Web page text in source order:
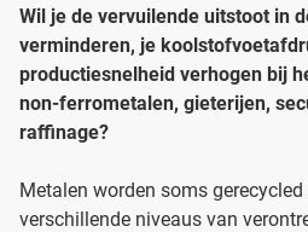
Wil je de vervuilende uitstoot in
verminderen, je
productiesnelheid verhogen bij
non-ferrometalen, gieterijen,
raffinage?
Metalen worden soms gerecycled
verschillende niveaus van